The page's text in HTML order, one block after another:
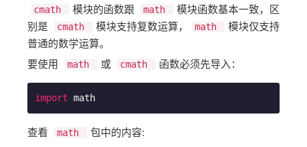
cmath ​模块的函数跟 ​ math
​模块函数基本一致，区
别是 ​
cmath ​模块支持复数运算，​ math
​模块仅支持
普通的数学运算。
要使用 ​
math ​或 ​ cmath ​函数必须先导入：
import math
查看 ​ math ​包中的内容: